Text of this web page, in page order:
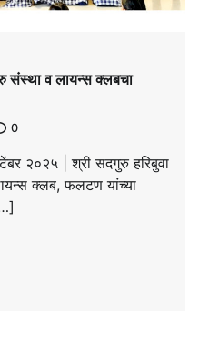
संस्था व लायन्स क्लबचा
0
२०२५ | श्री सदगुरु हरिबुवा
क्लब, फलटण यांच्या